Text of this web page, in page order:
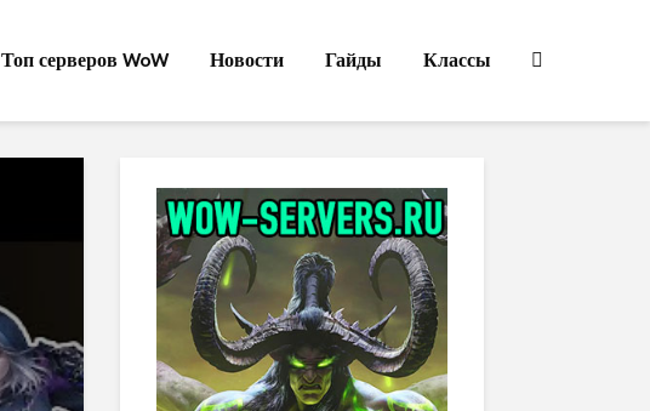
Топ серверов WoW Новости Гайды Классы